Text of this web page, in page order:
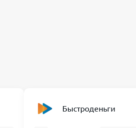
Быстроденьги